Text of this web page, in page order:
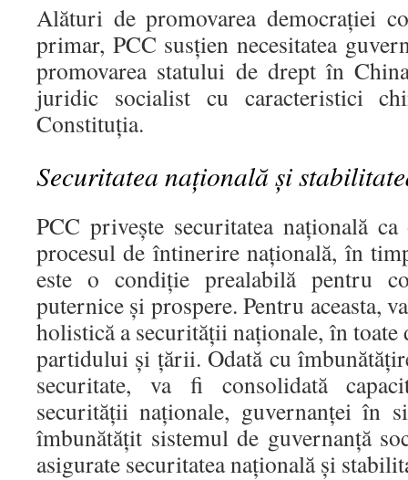
Alături de promovarea democrației
primar, PCC susțien necesitatea
promovarea statului de drept în
juridic socialist cu caracteristici
Constituția.
Securitatea națională și
PCC privește securitatea națională
procesul de întinerire națională, în
este o condiție prealabilă pentru
puternice și prospere. Pentru aceasta,
holistică a securității naționale, în
partidului și țării. Odată cu
securitate, va fi consolidată
securității naționale, guvernanței în
îmbunătățit sistemul de guvernanță
asigurate securitatea națională și